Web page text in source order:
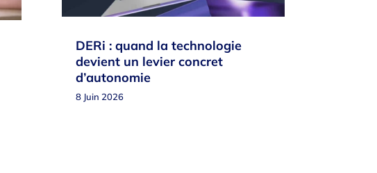
DERi : quand la technologie
devient un levier concret
d’autonomie
8 Juin 2026